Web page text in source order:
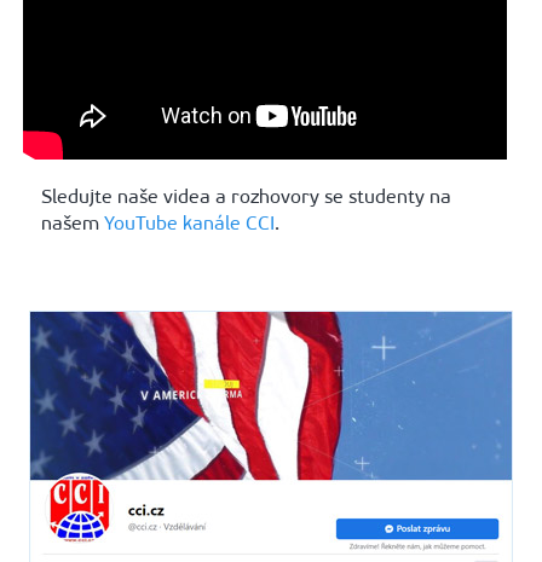
Sledujte naše videa a rozhovory se studenty na
našem YouTube kanále CCI.